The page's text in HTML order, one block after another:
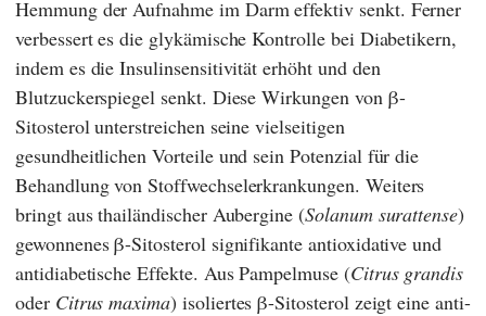
Hemmung der Aufnahme im Darm effektiv senkt. Ferner
verbessert es die glykämische Kontrolle bei Diabetikern,
indem es die Insulinsensitivität erhöht und den
Blutzuckerspiegel senkt. Diese Wirkungen von β-
Sitosterol unterstreichen seine vielseitigen
gesundheitlichen Vorteile und sein Potenzial für die
Behandlung von Stoffwechselerkrankungen. Weiters
bringt aus thailändischer Aubergine (Solanum surattense)
gewonnenes β-Sitosterol signifikante antioxidative und
antidiabetische Effekte. Aus Pampelmuse (Citrus grandis
oderCitrus maxima) isoliertes β-Sitosterol zeigt eine anti-